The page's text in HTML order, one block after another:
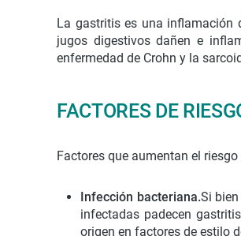
La gastritis es una inflamación
jugos digestivos dañen e
enfermedad de Crohn y la
FACTORES DE
Factores que aumentan el
Infección bacteriana.Si
infectadas padecen
origen en factores de estilo